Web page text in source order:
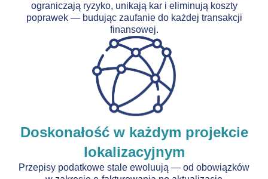
ograniczają ryzyko, unikają kar i eliminują koszty
poprawek — budując zaufanie do każdej transakcji
finansowej.
Doskonałość w każdym projekcie
lokalizacyjnym
Przepisy podatkowe stale ewoluują — od obowiązków